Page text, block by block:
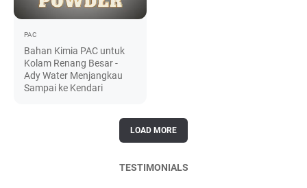
PAC
Bahan Kimia PAC untuk
Kolam Renang Besar -
Ady Water Menjangkau
Sampai ke Kendari
LOAD MORE
TESTIMONIALS